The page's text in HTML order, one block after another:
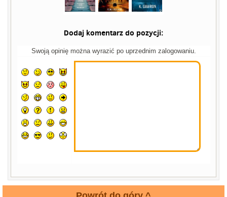
Dodaj komentarz do pozycji:
Swoją opinię można wyrazić po uprzednim zalogowaniu.